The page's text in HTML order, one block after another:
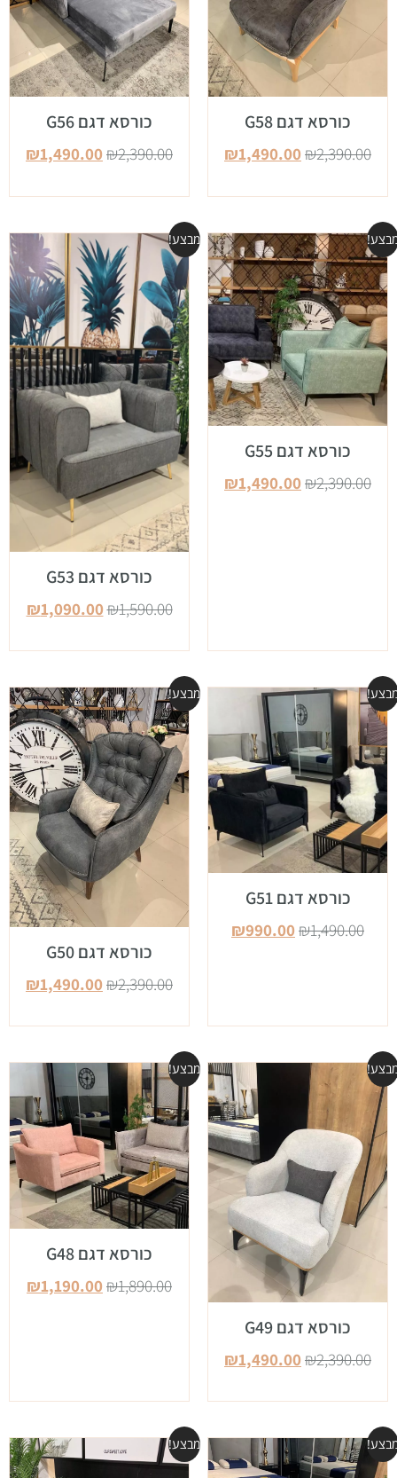
כורסא דגם G58
₪2,390.00
₪1,490.00
כורסא דגם G56
₪2,390.00
₪1,490.00
כורסא דגם G55
₪2,390.00
₪1,490.00
מבצע!
כורסא דגם G53
₪1,590.00
₪1,090.00
כורסא דגם G51
₪1,490.00
₪990.00
מבצע!
כורסא דגם G50
₪2,390.00
₪1,490.00
כורסא דגם G49
₪2,390.00
₪1,490.00
מבצע!
כורסא דגם G48
₪1,890.00
₪1,190.00
מבצע!